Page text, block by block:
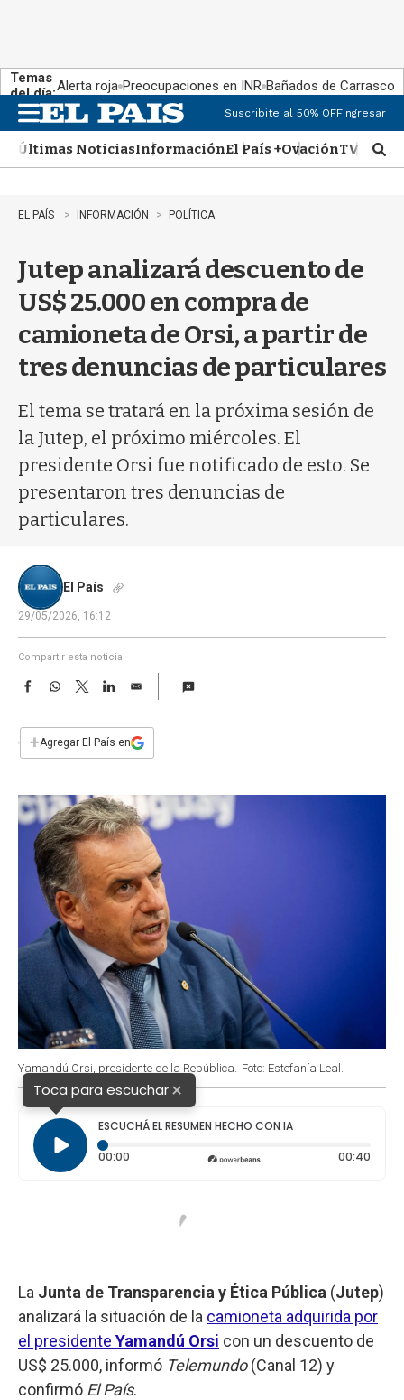
Temas
del día:Alerta roja Preocupaciones en INR Bañados de Carrasco
n
u
Suscribite al 50% OFFIngresar
Últimas NoticiasInformaciónEl País +OvaciónTV Show
M
o
e
EL PAÍS INFORMACIÓN POLÍTICA
Jutep analizará descuento de
US$ 25.000 en compra de
camioneta de Orsi, a partir de
tres denuncias de particulares
El tema se tratará en la próxima sesión de
la Jutep, el próximo miércoles. El
presidente Orsi fue notificado de esto. Se
presentaron tres denuncias de
particulares.
El País
29/05/2026, 16:12
Compartir esta noticia
F
e
b
k
W
s
p
T
w
t
L
n
E
i
l
+Agregar El País en
Yamandú Orsi, presidente de la República. Foto: Estefanía Leal.
Toca para escuchar×
ESCUCHÁ EL RESUMEN HECHO CON IA
00:00 Tiempo transcurrido: 0 segundos 00:40
La Junta de Transparencia y Ética Pública (Jutep)
analizará la situación de la camioneta adquirida por
el presidente Yamandú Orsi con un descuento de
US$ 25.000, informó Telemundo(Canal 12) y
confirmó El País.